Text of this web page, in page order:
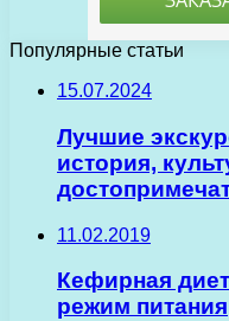
Популярные статьи
15.07.2024
Лучшие
история,
11.02.2019
Кефирная
режим питания